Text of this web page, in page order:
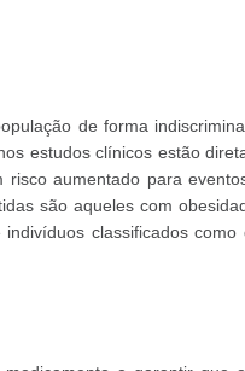
de forma
estudos clínicos estão
aumentado para
são aqueles com
classificados como